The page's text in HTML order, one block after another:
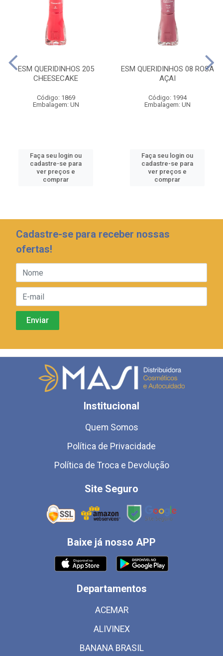
ESM QUERIDINHOS 205
CHEESECAKE
Código: 1869
Embalagem: UN
Faça seu login ou
cadastre-se para
ver preços e
comprar
ESM QUERIDINHOS 08 ROSA
AÇAI
Código: 1994
Embalagem: UN
Faça seu login ou
cadastre-se para
ver preços e
comprar
Cadastre-se para receber nossas
ofertas!
Institucional
Quem Somos
Política de Privacidade
Política de Troca e Devolução
Site Seguro
Baixe já nosso APP
Departamentos
ACEMAR
ALIVINEX
BANANA BRASIL